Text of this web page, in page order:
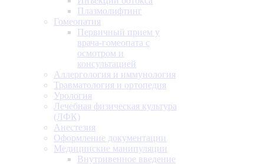
Плазмолифтинг
Гомеопатия
Первичный прием у
врача-гомеопата с
осмотром и
консультацией
Аллергология и иммунология
Травматология и ортопедия
Урология
Лечебная физическая культура
(ЛФК)
Анестезия
Оформление документации
Медицинские манипуляции
Внутривенное введение